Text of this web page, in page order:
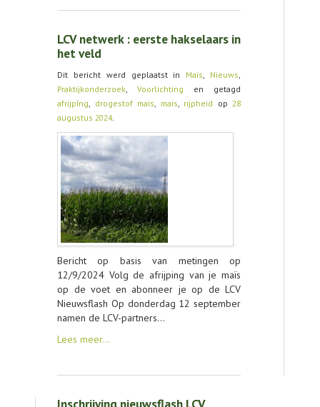
AGENDA
OVER LCV
CONTACT
LCV netwerk : eerste hakselaars in
het veld
Dit bericht werd geplaatst in Maïs, Nieuws,
Praktijkonderzoek, Voorlichting en getagd
afrijpîng, drogestof mais, mais, rijpheid op 28
augustus 2024.
Bericht op basis van metingen op
12/9/2024 Volg de afrijping van je maïs
op de voet en abonneer je op de LCV
Nieuwsflash Op donderdag 12 september
namen de LCV-partners…
Lees meer…